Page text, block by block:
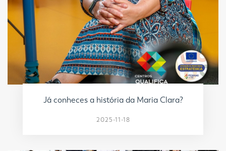
Já conheces a história da Maria Clara?
2025-11-18